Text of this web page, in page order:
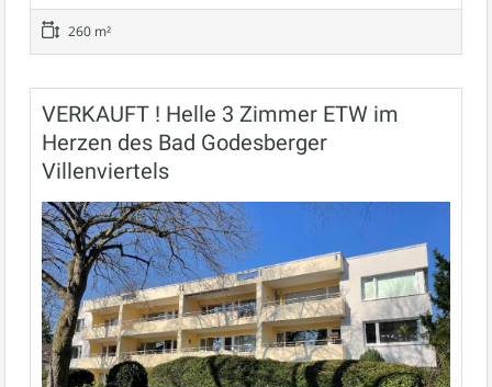
260 m²
VERKAUFT ! Helle 3 Zimmer ETW im
Herzen des Bad Godesberger
Villenviertels